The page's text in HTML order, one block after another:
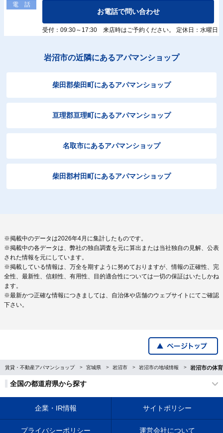
電 話
お電話で問い合わせ
受付：09:30～17:30 来店時はご予約ください。 定休日：水曜日
岩沼市の近隣にあるアパマンショップ
柴田郡柴田町にあるアパマンショップ
亘理郡亘理町にあるアパマンショップ
名取市にあるアパマンショップ
柴田郡村田町にあるアパマンショップ
※掲載中のデータは2026年4月に集計したものです。
※掲載中の各データは、弊社の独自調査を元に算出または当社独自の見解、公表
された情報を元にしています。
※掲載している情報は、万全を期すように努めておりますが、情報の正確性、完
全性、最新性、信頼性、有用性、目的適合性については一切の保証はいたしかね
ます。
※最新かつ正確な情報につきましては、自治体や店舗のウェブサイトにてご確認
下さい。
賃貸・不動産アパマンショップ 宮城県 岩沼市 岩沼市の地域情報 岩沼市の体
全国の都道府県から探す
企業・IR情報 サイトポリシー
プライバシーポリシー 運営会社について